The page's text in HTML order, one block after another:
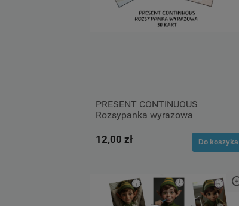
PRESENT CONTINUOUS
Rozsypanka wyrazowa
12,00 zł Do koszyka